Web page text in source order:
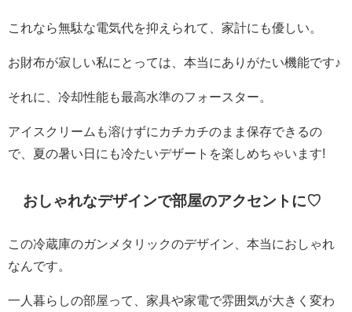
これなら無駄な電気代を抑えられて、家計にも優しい。
お財布が寂しい私にとっては、本当にありがたい機能です♪
それに、冷却性能も最高水準のフォースター。
アイスクリームも溶けずにカチカチのまま保存できるの
で、夏の暑い日にも冷たいデザートを楽しめちゃいます!
おしゃれなデザインで部屋のアクセントに♡
この冷蔵庫のガンメタリックのデザイン、本当におしゃれ
なんです。
一人暮らしの部屋って、家具や家電で雰囲気が大きく変わ